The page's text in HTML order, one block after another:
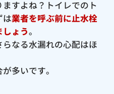
すよね？トイレでのト
は業者を呼ぶ前に止水栓
しょう。
なる水漏れの心配はほ
多いです。